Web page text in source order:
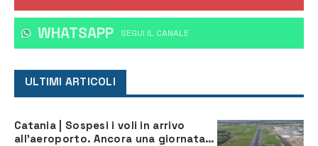
WHATSAPP ‎SEGUI IL CANALE
ULTIMI ARTICOLI
Catania | Sospesi i voli in arrivo
all’aeroporto. Ancora una giornata